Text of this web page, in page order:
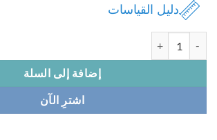
دليل القياسات
إضافة إلى السلة
اشترِ الآن